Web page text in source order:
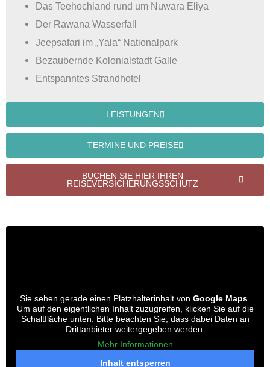
Das Teehochland rund um Nuwara Eliya
Der Rawana Wasserfall
Jeepsafari im „Yala“ Nationalpark
Bezaubernde Kolonialstadt Galle
Entspanntes Strandhotel
LEISTUNGEN
TERMINE UND PREISE
BUCHEN SIE HIER IHREN
REISEVERSICHERUNGSSCHUTZ
Sie sehen gerade einen Platzhalterinhalt von Google Maps
Um auf den eigentlichen Inhalt zuzugreifen, klicken Sie auf die
Schaltfläche unten. Bitte beachten Sie, dass dabei Daten an
Drittanbieter weitergegeben werden.
Mehr Informationen
Inhalt entsperren